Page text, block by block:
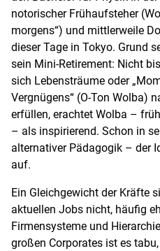
notorischer Frühaufsteher
morgens“) und mittlerweile
dieser Tage in Tokyo. Grund
sein Mini-Retirement: Nicht
sich Lebensträume oder
Vergnügens“ (O-Ton Wolba)
erfüllen, erachtet Wolba –
– als inspirierend. Schon in
alternativer Pädagogik – der
auf.
Ein Gleichgewicht der Kräfte
aktuellen Jobs nicht, häufig
Firmensysteme und
großen Corporates ist es